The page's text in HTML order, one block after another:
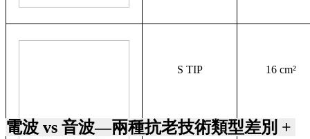
S TIP 16 cm²
電波 vs 音波—兩種抗老技術類型差別 +